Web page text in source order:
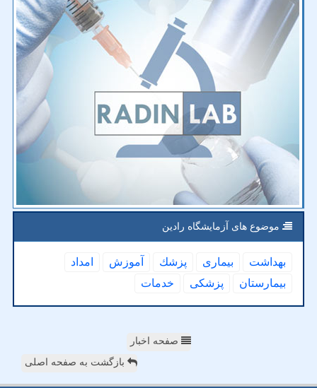
موضوع های آزمایشگاه رادین
بهداشت بیماری پزشك آموزش
امداد
بیمارستان
پزشكی خدمات
صفحه اخبار
بازگشت به صفحه اصلی